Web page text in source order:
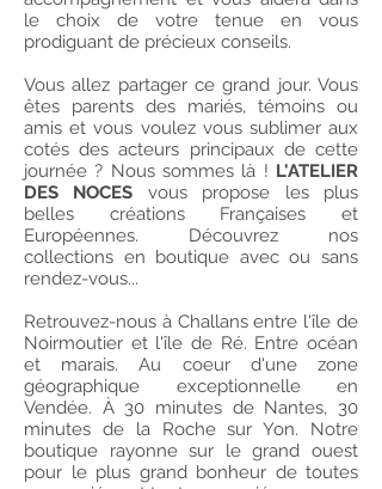
le choix de votre tenue en vous
prodiguant de précieux conseils.
Vous allez partager ce grand jour. Vous
êtes parents des mariés, témoins ou
amis et vous voulez vous sublimer aux
cotés des acteurs principaux de cette
journée ? Nous sommes là ! L'ATELIER
DES NOCES vous propose les plus
belles créations Françaises et
Européennes. Découvrez nos
collections en boutique avec ou sans
rendez-vous...
Retrouvez-nous à Challans entre l'île de
Noirmoutier et l'île de Ré. Entre océan
et marais. Au coeur d'une zone
géographique exceptionnelle en
Vendée. À 30 minutes de Nantes, 30
minutes de la Roche sur Yon. Notre
boutique rayonne sur le grand ouest
pour le plus grand bonheur de toutes